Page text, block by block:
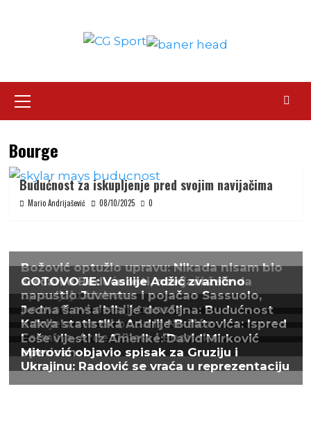
Menu
Bourge
Budućnost za iskupljenje pred svojim navijačima
Mario Andrijašević 08/10/2025 0